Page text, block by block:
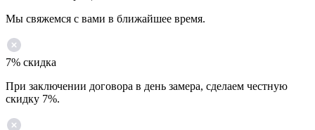
Мы свяжемся с вами в ближайшее время.
7% скидка
При заключении договора в день замера, сделаем честную
скидку 7%.